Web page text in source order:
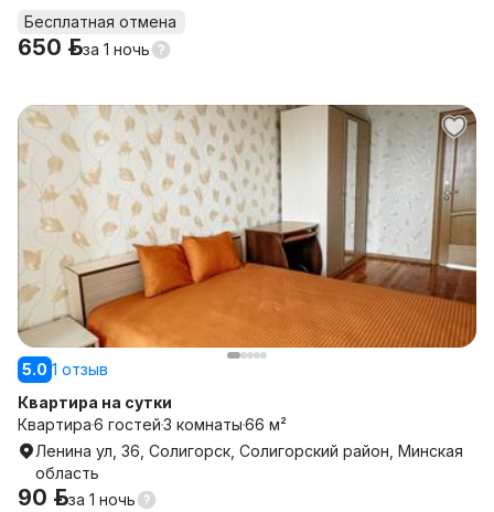
Бесплатная отмена
650 р.за 1 ночь
5.0 1 отзыв
Квартира на сутки
Квартира6 гостей3 комнаты66 м²
Ленина ул, 36, Солигорск, Солигорский район, Минская
область
90 р.за 1 ночь